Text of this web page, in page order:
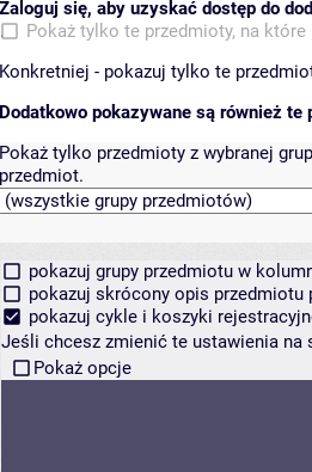
Zaloguj się, aby uzyskać dostęp do
Pokaż tylko te przedmioty, na
Konkretniej - pokazuj tylko te
Dodatkowo pokazywane są również
Pokaż tylko przedmioty z wybranej
przedmiot.
pokazuj grupy przedmiotu w
pokazuj skrócony opis przedmiotu
pokazuj cykle i koszyki
Jeśli chcesz zmienić te ustawienia na
Pokaż opcje